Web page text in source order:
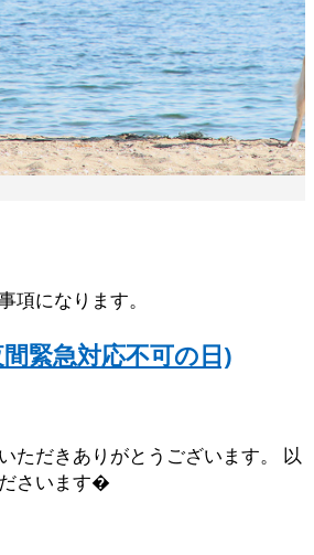
項になります。
緊急対応不可の日)
ただきありがとうございます。 以
さいます�